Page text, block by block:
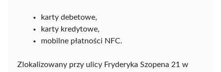
karty debetowe,
karty kredytowe,
mobilne płatności NFC.
Zlokalizowany przy ulicy Fryderyka Szopena 21 w